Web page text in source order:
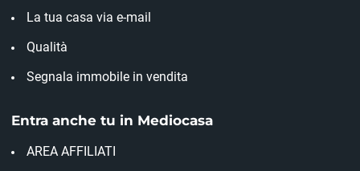
La tua casa via e-mail
Qualità
Segnala immobile in vendita
Entra anche tu in Mediocasa
AREA AFFILIATI